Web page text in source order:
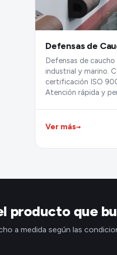
Defensas de
Defensas de
industrial y marino.
certificación ISO
Atención rápida y
Ver más→
producto que
a medida según las